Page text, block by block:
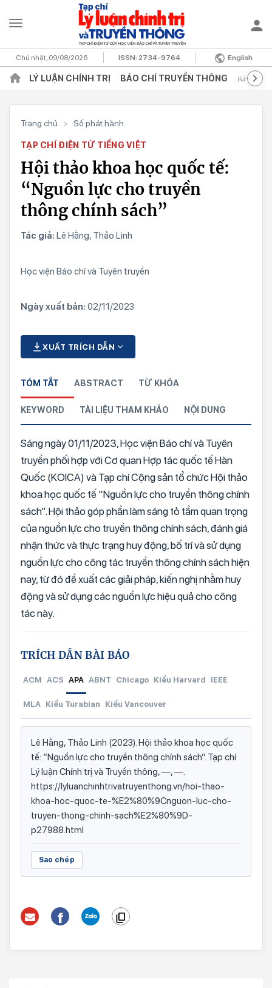
Chủ nhật, 09/08/2026 ISSN:2734-9764 English
LÝ LUẬN CHÍNH TRỊ BÁO CHÍ TRUYỀN THÔNG KHOA
Trang chủ > Số phát hành
TẠP CHÍ ĐIỆN TỬ TIẾNG VIỆT
Hội thảo khoa học quốc tế:
“Nguồn lực cho truyền
thông chính sách”
Tác giả: Lê Hằng, Thảo Linh
Học viện Báo chí và Tuyên truyền
Ngày xuất bản: 02/11/2023
XUẤT TRÍCH DẪN
TÓM TẮT ABSTRACT TỪ KHÓA
KEYWORD TÀI LIỆU THAM KHẢO NỘI DUNG
Sáng ngày 01/11/2023, Học viện Báo chí và Tuyên
truyền phối hợp với Cơ quan Hợp tác quốc tế Hàn
Quốc (KOICA) và Tạp chí Cộng sản tổ chức Hội thảo
khoa học quốc tế “Nguồn lực cho truyền thông chính
sách”. Hội thảo góp phần làm sáng tỏ tầm quan trọng
của nguồn lực cho truyền thông chính sách, đánh giá
nhận thức và thực trạng huy động, bố trí và sử dụng
nguồn lực cho công tác truyền thông chính sách hiện
nay, từ đó đề xuất các giải pháp, kiến nghị nhằm huy
động và sử dụng các nguồn lực hiệu quả cho công
tác này.
TRÍCH DẪN BÀI BÁO
ACM ACS APA ABNT Chicago Kiểu Harvard IEEE
MLA Kiểu Turabian Kiểu Vancouver
Lê Hằng, Thảo Linh (2023). Hội thảo khoa học quốc
tế: “Nguồn lực cho truyền thông chính sách”. Tạp chí
Lý luận Chính trị và Truyền thông, —, —.
https://lyluanchinhtrivatruyenthong.vn/hoi-thao-
khoa-hoc-quoc-te-%E2%80%9Cnguon-luc-cho-
truyen-thong-chinh-sach%E2%80%9D-
p27988.html
Sao chép